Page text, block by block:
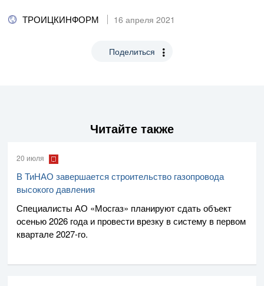
ТРОИЦКИНФОРМ 16 апреля 2021
Поделиться
Читайте также
20 июля
В ТиНАО завершается строительство газопровода
высокого давления
Специалисты АО «Мосгаз» планируют сдать объект
осенью 2026 года и провести врезку в систему в первом
квартале2027-го.